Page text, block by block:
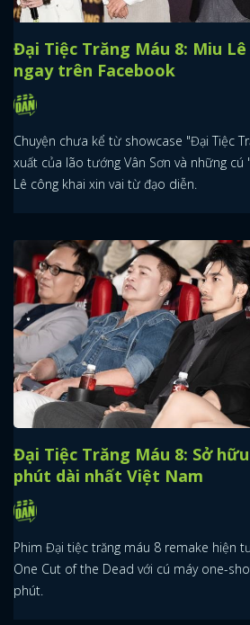
Đại Tiệc Trăng Máu 8: Miu
ngay trên Facebook
Chuyện chưa kể từ showcase "Đại Tiệc
xuất của lão tướng Vân Sơn và những cú
Lê công khai xin vai từ đạo diễn.
Đại Tiệc Trăng Máu 8: Sở
phút dài nhất Việt Nam
Phim Đại tiệc trăng máu 8 remake hiện
One Cut of the Dead với cú máy one-
phút.